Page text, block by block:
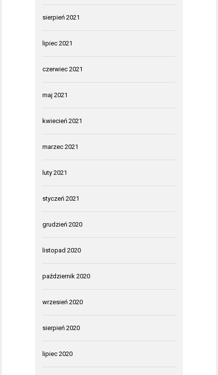
sierpień 2021
lipiec 2021
czerwiec 2021
maj 2021
kwiecień 2021
marzec 2021
luty 2021
styczeń 2021
grudzień 2020
listopad 2020
październik 2020
wrzesień 2020
sierpień 2020
lipiec 2020